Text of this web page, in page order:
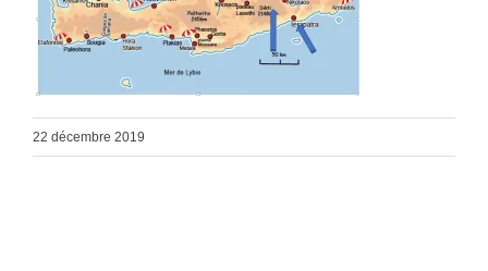
22 décembre 2019